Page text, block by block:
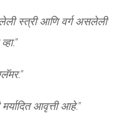
स्त्री आणि वर्ग असलेली
मर्यादित आवृत्ती आहे.”